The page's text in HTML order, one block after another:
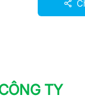
TY